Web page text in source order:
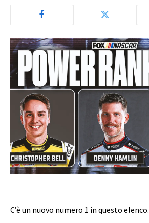
C’è un nuovo numero 1 in questo elenco.